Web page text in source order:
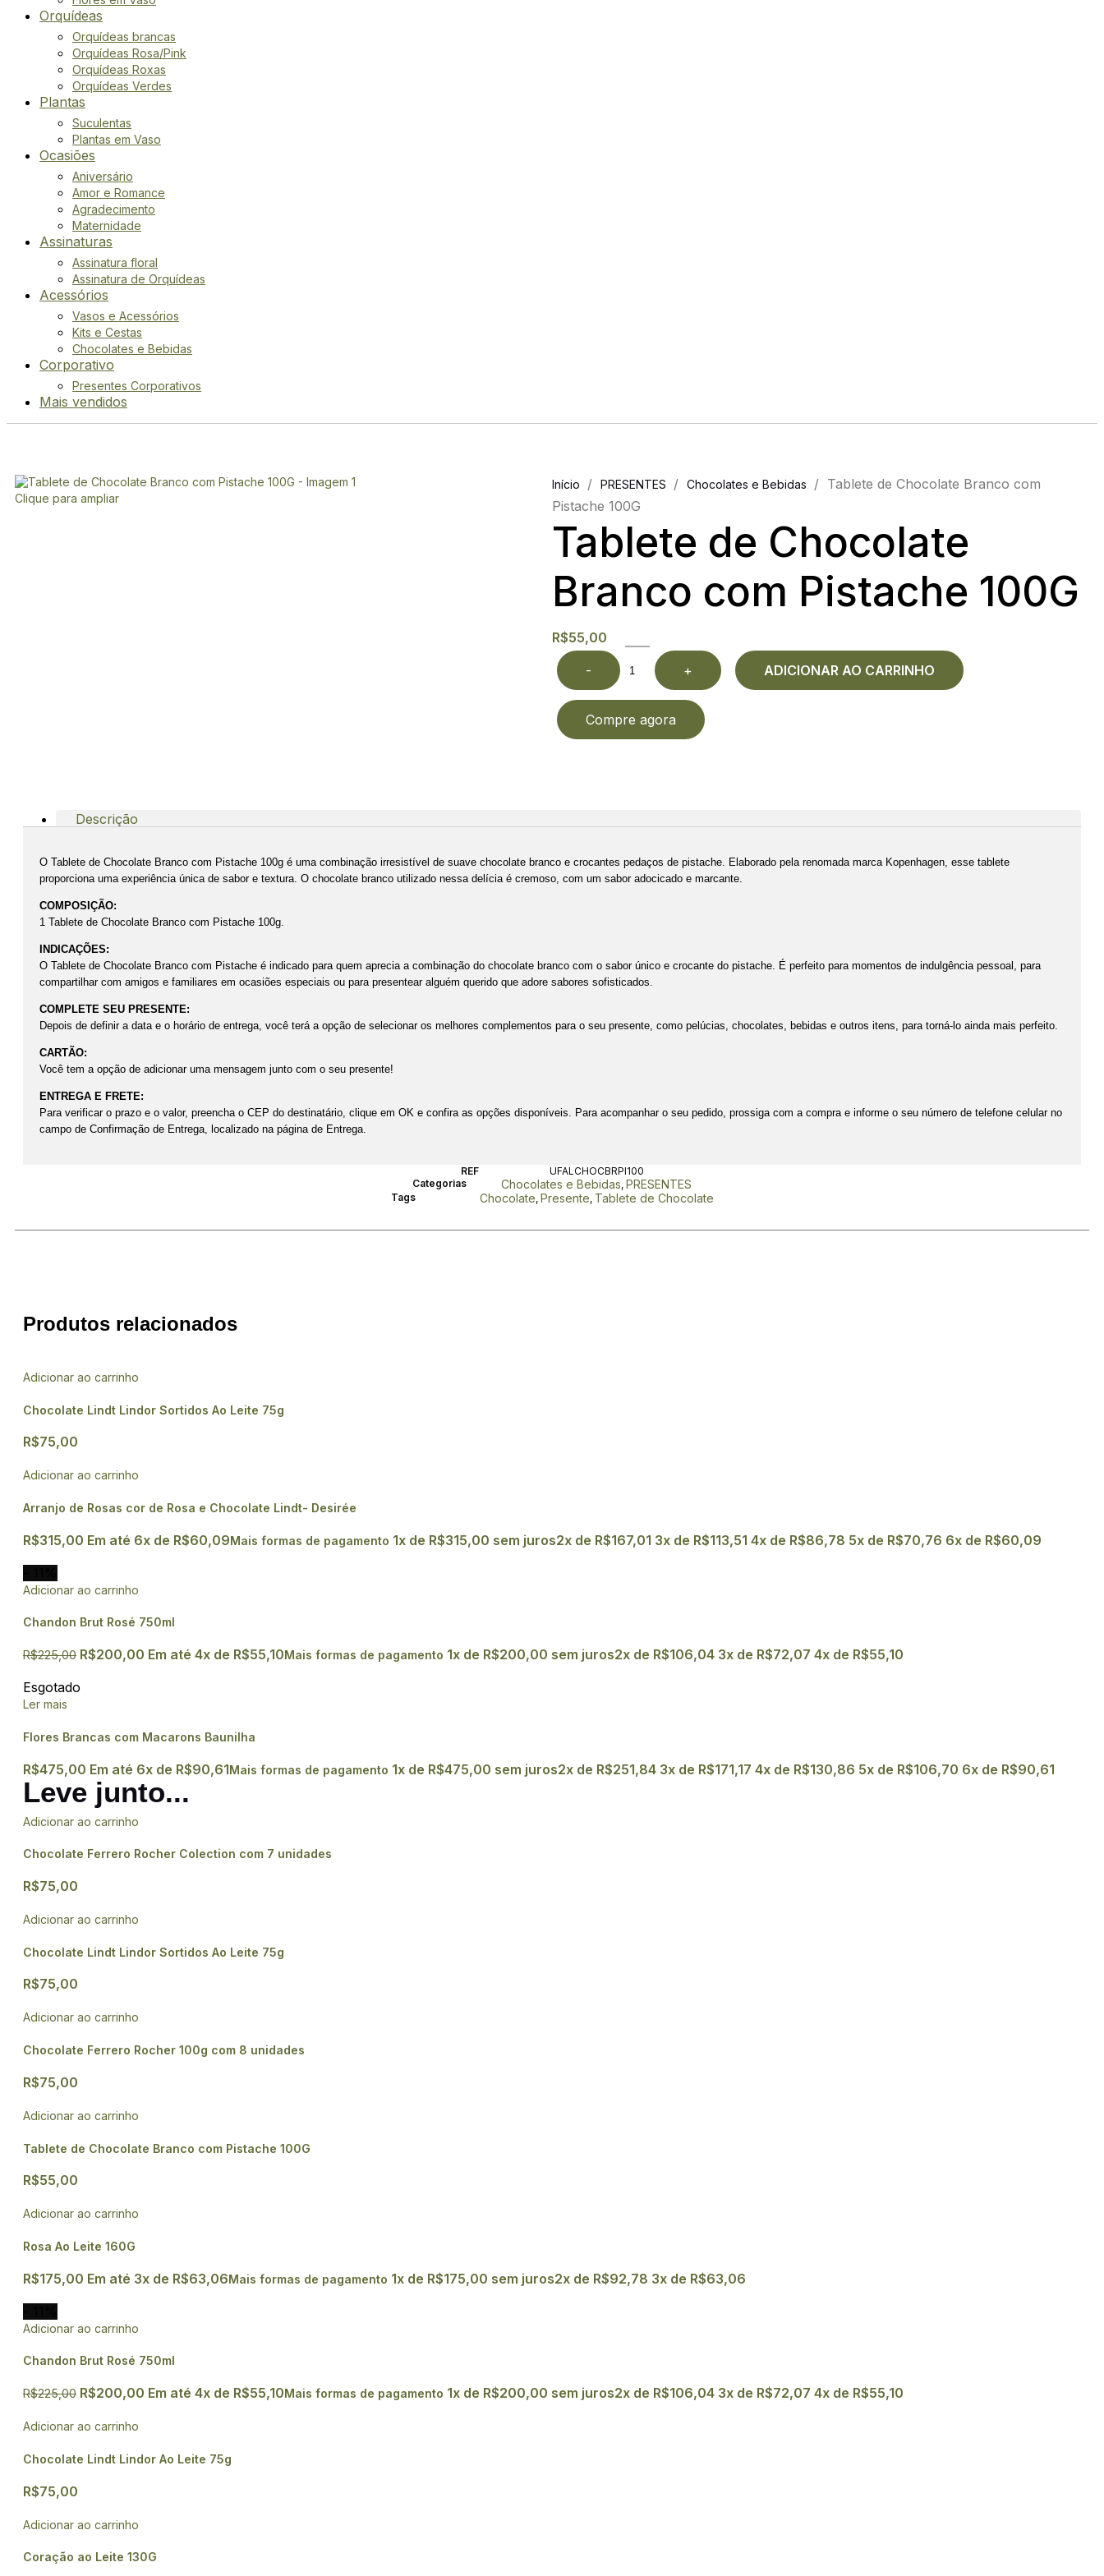
Orquídeas
Orquídeas brancas
Orquídeas Rosa/Pink
Orquídeas Roxas
Orquídeas Verdes
Plantas
Suculentas
Plantas em Vaso
Ocasiões
Aniversário
Amor e Romance
Agradecimento
Maternidade
Assinaturas
Assinatura floral
Assinatura de Orquídeas
Acessórios
Vasos e Acessórios
Kits e Cestas
Chocolates e Bebidas
Corporativo
Presentes Corporativos
Mais vendidos
Clique para ampliar
Início / PRESENTES / Chocolates e Bebidas / Tablete de Chocolate Branco com
Pistache 100G
Tablete de Chocolate
Branco com Pistache 100G
R$55,00
-
+ ADICIONAR AO CARRINHO
Compre agora
Produtos relacionados
Adicionar ao carrinho
Chocolate Lindt Lindor Sortidos Ao Leite 75g
R$75,00
Adicionar ao carrinho
Arranjo de Rosas cor de Rosa e Chocolate Lindt- Desirée
R$315,00 Em até 6x de R$60,09Mais formas de pagamento 1x de R$315,00 sem juros2x de R$167,01 3x de R$113,51 4x de R$86,78 5x de R$70,76 6x de R$60,09
Adicionar ao carrinho
Chandon Brut Rosé 750ml
R$225,00 R$200,00 Em até 4x de R$55,10Mais formas de pagamento 1x de R$200,00 sem juros2x de R$106,04 3x de R$72,07 4x de R$55,10
Esgotado
Ler mais
Flores Brancas com Macarons Baunilha
R$475,00 Em até 6x de R$90,61Mais formas de pagamento 1x de R$475,00 sem juros2x de R$251,84 3x de R$171,17 4x de R$130,86 5x de R$106,70 6x de R$90,61
Leve junto...
Adicionar ao carrinho
Chocolate Ferrero Rocher Colection com 7 unidades
R$75,00
Adicionar ao carrinho
Chocolate Lindt Lindor Sortidos Ao Leite 75g
R$75,00
Adicionar ao carrinho
Chocolate Ferrero Rocher 100g com 8 unidades
R$75,00
Adicionar ao carrinho
Tablete de Chocolate Branco com Pistache 100G
R$55,00
Adicionar ao carrinho
Rosa Ao Leite 160G
R$175,00 Em até 3x de R$63,06Mais formas de pagamento 1x de R$175,00 sem juros2x de R$92,78 3x de R$63,06
Adicionar ao carrinho
Chandon Brut Rosé 750ml
R$225,00 R$200,00 Em até 4x de R$55,10Mais formas de pagamento 1x de R$200,00 sem juros2x de R$106,04 3x de R$72,07 4x de R$55,10
Adicionar ao carrinho
Chocolate Lindt Lindor Ao Leite 75g
R$75,00
Adicionar ao carrinho
Coração ao Leite 130G
Descrição
O Tablete de Chocolate Branco com Pistache 100g é uma combinação irresistível de suave chocolate branco e crocantes pedaços de pistache. Elaborado pela renomada marca Kopenhagen, esse tablete
proporciona uma experiência única de sabor e textura. O chocolate branco utilizado nessa delícia é cremoso, com um sabor adocicado e marcante.
COMPOSIÇÃO:
1 Tablete de Chocolate Branco com Pistache 100g.
INDICAÇÕES:
O Tablete de Chocolate Branco com Pistache é indicado para quem aprecia a combinação do chocolate branco com o sabor único e crocante do pistache. É perfeito para momentos de indulgência pessoal, para
compartilhar com amigos e familiares em ocasiões especiais ou para presentear alguém querido que adore sabores sofisticados.
COMPLETE SEU PRESENTE:
Depois de definir a data e o horário de entrega, você terá a opção de selecionar os melhores complementos para o seu presente, como pelúcias, chocolates, bebidas e outros itens, para torná-lo ainda mais perfeito.
CARTÃO:
Você tem a opção de adicionar uma mensagem junto com o seu presente!
ENTREGA E FRETE:
Para verificar o prazo e o valor, preencha o CEP do destinatário, clique em OK e confira as opções disponíveis. Para acompanhar o seu pedido, prossiga com a compra e informe o seu número de telefone celular no
campo de Confirmação de Entrega, localizado na página de Entrega.
REF
UFALCHOCBRPI100
Categorias
Chocolates e Bebidas, PRESENTES
Tags Chocolate, Presente, Tablete de Chocolate